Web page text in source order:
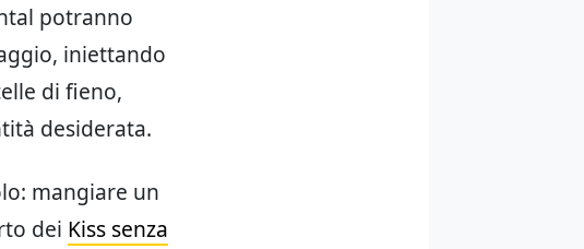
potranno
iniettando
di fieno,
desiderata.
mangiare un
dei Kiss senza